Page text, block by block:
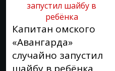
Капитан омского
«Авангарда»
случайно запустил